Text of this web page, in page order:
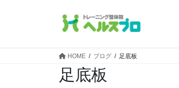
HOME ブログ 足底板
足底板